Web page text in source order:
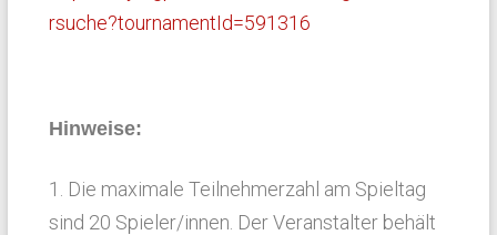
rsuche?tournamentId=591316
Hinweise:
1. Die maximale Teilnehmerzahl am Spieltag
sind 20 Spieler/innen. Der Veranstalter behält